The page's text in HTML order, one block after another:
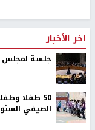
اخر الأخبار
جلسة لمجلس
50 طفلا
الصيفي